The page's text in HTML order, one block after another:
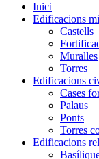
Inici
Edificacions
Castells
Muralles
Torres
Edificacions
Cases
Palaus
Ponts
Torres
Edificacions